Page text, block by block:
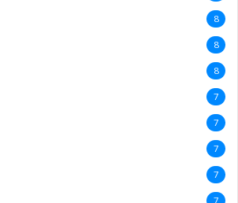
8
8
8
7
7
7
7
7